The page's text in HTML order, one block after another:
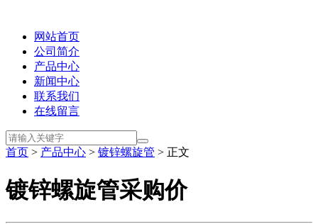
网站首页
公司简介
产品中心
新闻中心
联系我们
在线留言
首页 > 产品中心 > 镀锌螺旋管 > 正文
镀锌螺旋管采购价